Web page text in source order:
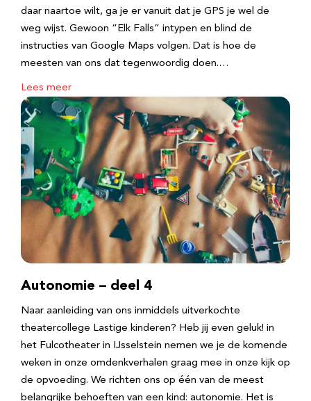
daar naartoe wilt, ga je er vanuit dat je GPS je wel de
weg wijst. Gewoon “Elk Falls” intypen en blind de
instructies van Google Maps volgen. Dat is hoe de
meesten van ons dat tegenwoordig doen.…
Lees meer
Autonomie – deel 4
Naar aanleiding van ons inmiddels uitverkochte
theatercollege Lastige kinderen? Heb jij even geluk! in
het Fulcotheater in IJsselstein nemen we je de komende
weken in onze omdenkverhalen graag mee in onze kijk op
de opvoeding. We richten ons op één van de meest
belangrijke behoeften van een kind: autonomie. Het is